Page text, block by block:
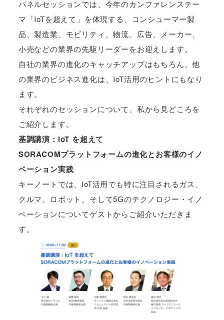
パネルセッションでは、今年のカンファレンステー
マ「IoTを超えて」を体現する、コンシューマー製
品、製造業、モビリティ、物流、広告、メーカー、
小売などの業界の先駆リーダーをお迎えします。
自社の業界の進化のキャッチアップはもちろん、他
の業界のビジネス進化は、IoT活用のヒントにもなり
ます。
それぞれのセッションについて、私から見どころを
ご紹介します。
基調講演：IoT を超えて
SORACOMプラットフォームの進化とお客様のイノ
ベーション実践
キーノートでは、IoT活用でも特に注目されるガス、
クルマ、ロボット、そして5Gのテクノロジー・イノ
ベーションについてゲストからご紹介いただきま
す。